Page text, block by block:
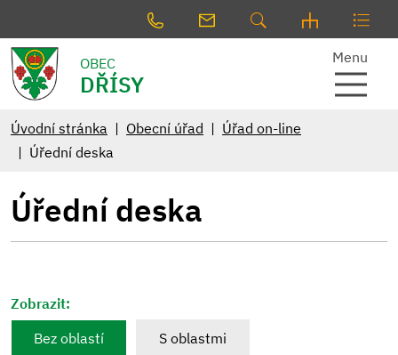
OBEC
DŘÍSY
Menu
Úvodní stránka Obecní úřad
Úřad on-line
Úřední deska
Úřední deska
Zobrazit:
Bez oblastí
S oblastmi